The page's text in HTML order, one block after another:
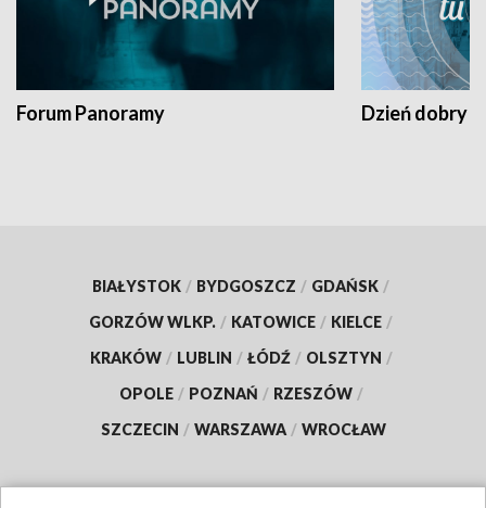
Forum Panoramy Dzień dobry
BIAŁYSTOK / BYDGOSZCZ / GDAŃSK /
GORZÓW WLKP. / KATOWICE / KIELCE /
KRAKÓW / LUBLIN / ŁÓDŹ / OLSZTYN /
OPOLE / POZNAŃ / RZESZÓW /
SZCZECIN / WARSZAWA / WROCŁAW